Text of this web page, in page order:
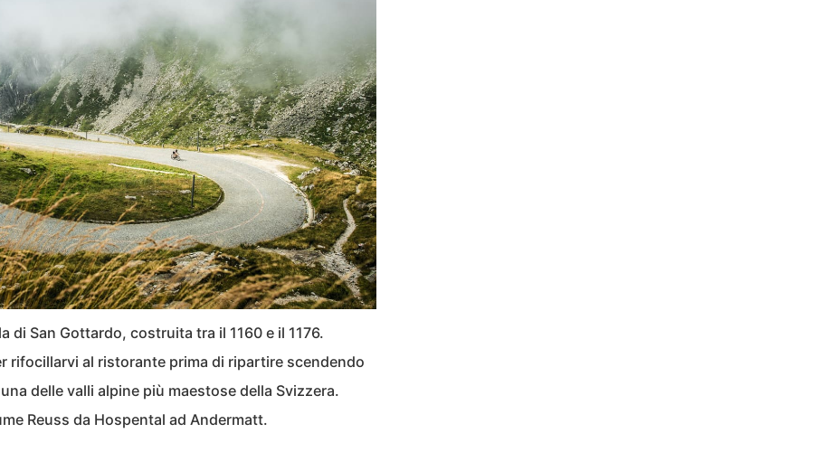
di San Gottardo, costruita tra il 1160 e il 1176.
rifocillarvi al ristorante prima di ripartire scendendo
delle valli alpine più maestose della Svizzera.
Reuss da Hospental ad Andermatt.